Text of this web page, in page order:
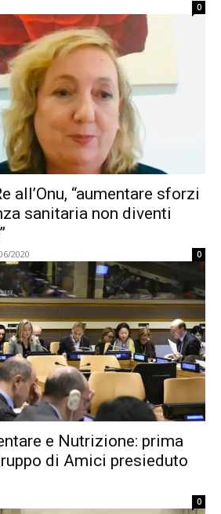
0
all’Onu, “aumentare sforzi
sanitaria non diventi
2020 0
e Nutrizione: prima
di Amici presieduto
0